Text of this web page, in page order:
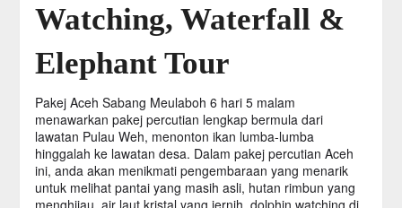
Watching, Waterfall &
Elephant Tour
Pakej Aceh Sabang Meulaboh 6 hari 5 malam
menawarkan pakej percutian lengkap bermula dari
lawatan Pulau Weh, menonton ikan lumba-lumba
hinggalah ke lawatan desa. Dalam pakej percutian Aceh
ini, anda akan menikmati pengembaraan yang menarik
untuk melihat pantai yang masih asli, hutan rimbun yang
menghijau, air laut kristal yang jernih, dolphin watching di